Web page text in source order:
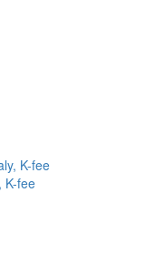
K-fee